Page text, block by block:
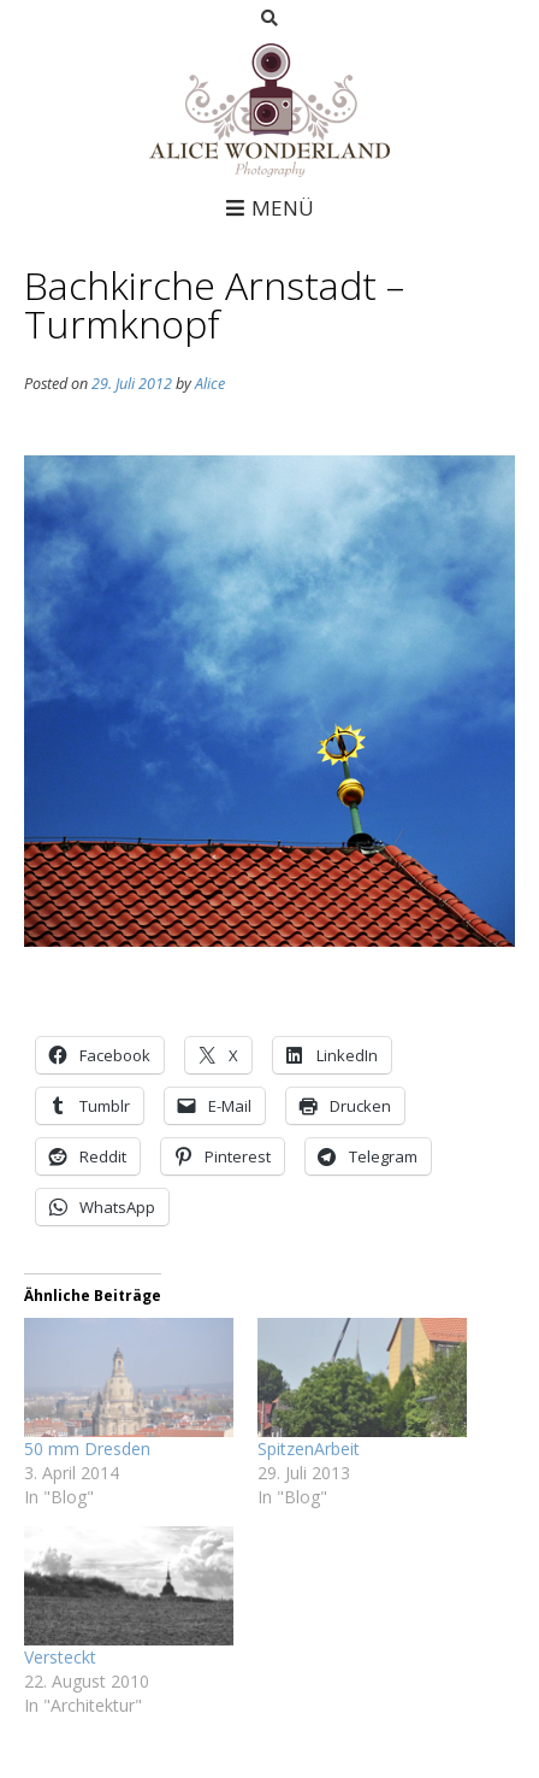
MENÜ
Bachkirche Arnstadt –
Turmknopf
Posted on29. Juli 2012byAlice
Facebook X LinkedIn
Tumblr E-Mail Drucken
Reddit Pinterest Telegram
WhatsApp
Ähnliche Beiträge
50 mm Dresden
3. April 2014
In "Blog"
SpitzenArbeit
29. Juli 2013
In "Blog"
Versteckt
22. August 2010
In "Architektur"